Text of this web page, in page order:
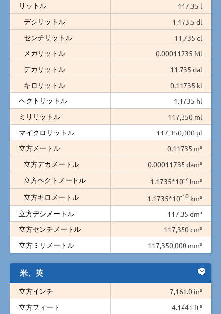
リットル
117.35 l
デシリットル
1,173.5 dl
センチリットル
11,735 cl
メガリットル
0.00011735 Ml
デカリットル
11.735 dal
キロリットル
0.11735 kl
ヘクトリットル
1.1735 hl
ミリリットル
117,350 ml
マイクロリットル
117,350,000 µl
立方メートル
0.11735 m³
立方デカメートル
0.00011735 dam³
立方ヘクトメートル
1.1735*10-7 hm³
立方キロメートル
1.1735*10-10 km³
立方デシメートル
117.35 dm³
立方センチメートル
117,350 cm³
立方ミリメートル
117,350,000 mm³
米、英
立方インチ
7,161.0 in³
立方フィート
4.1441 ft³